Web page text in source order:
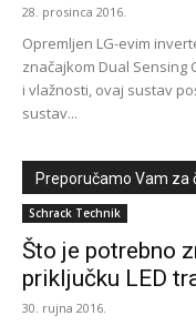
28. prosinca 2016.
Opremljen LG-evim
značajkom Dual
i vlažnosti, ovaj sustav
sustav...
Preporučamo Vam za
Schrack Technik
Što je potrebno
priključku LED
30. rujna 2016.